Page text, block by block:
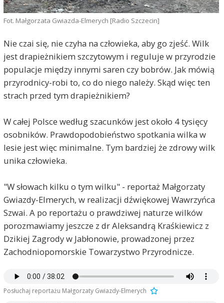
Fot. Małgorzata Gwiazda-Elmerych [Radio Szczecin]
Nie czai się, nie czyha na człowieka, aby go zjeść. Wilk
jest drapieżnikiem szczytowym i reguluje w przyrodzie
populacje między innymi saren czy bobrów. Jak mówią
przyrodnicy-robi to, co do niego należy. Skąd więc ten
strach przed tym drapieżnikiem?
W całej Polsce według szacunków jest około 4 tysięcy
osobników. Prawdopodobieństwo spotkania wilka w
lesie jest więc minimalne. Tym bardziej że zdrowy wilk
unika człowieka.
"W słowach kilku o tym wilku" - reportaż Małgorzaty
Gwiazdy-Elmerych, w realizacji dźwiękowej Wawrzyńca
Szwai. A po reportażu o prawdziwej naturze wilków
porozmawiamy jeszcze z dr Aleksandrą Kraśkiewicz z
Dzikiej Zagrody w Jabłonowie, prowadzonej przez
Zachodniopomorskie Towarzystwo Przyrodnicze.
Posłuchaj reportażu Małgorzaty Gwiazdy-Elmerych